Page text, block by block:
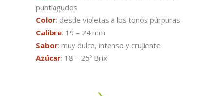
puntiagudos
Color: desde violetas a los tonos púrpuras
Calibre: 19 – 24 mm
Sabor: muy dulce, intenso y crujiente
Azúcar: 18 – 25º Brix